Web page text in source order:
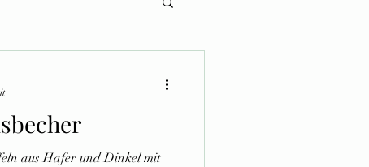
aus Hafer und Dinkel mit